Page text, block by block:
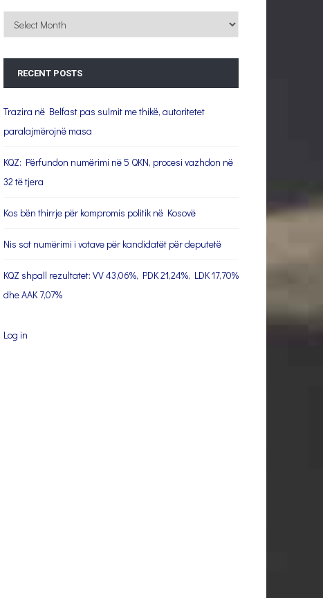
Archives
RECENT POSTS
Trazira në Belfast pas sulmit me thikë, autoritetet
paralajmërojnë masa
KQZ: Përfundon numërimi në 5 QKN, procesi vazhdon në
32 të tjera
Kos bën thirrje për kompromis politik në Kosovë
Nis sot numërimi i votave për kandidatët për deputetë
KQZ shpall rezultatet: VV 43,06%, PDK 21,24%, LDK 17,70%
dhe AAK 7,07%
Log in